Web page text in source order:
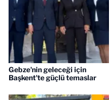
Gebze'nin geleceği için
Başkent'te güçlü temaslar